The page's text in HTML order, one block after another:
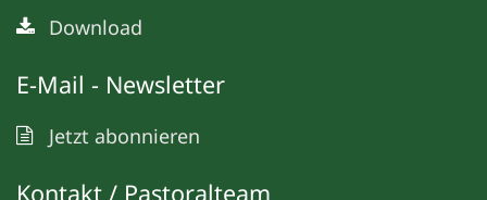
Download
E-Mail - Newsletter
Jetzt abonnieren
Kontakt / Pastoralteam